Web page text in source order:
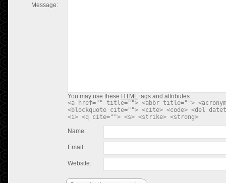
Message:
You may use these HTML tags and attributes:
<a href="" title=""> <abbr title="">
<blockquote cite=""> <cite> <code> <del
<i> <q cite=""> <s> <strike> <strong>
Name:
Email:
Website: